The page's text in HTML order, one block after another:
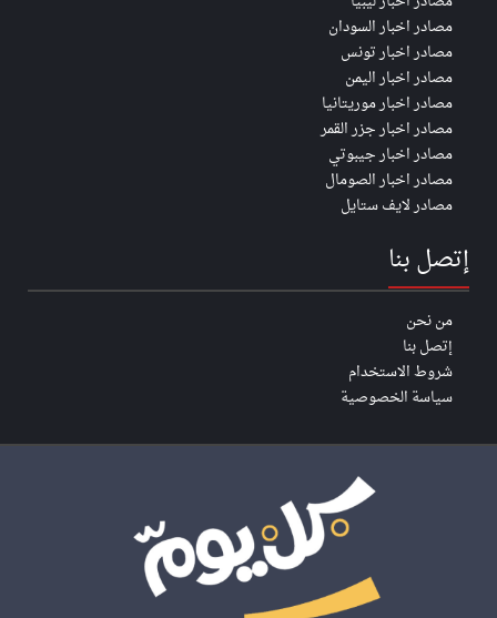
مصادر اخبار السودان
مصادر اخبار تونس
مصادر اخبار اليمن
مصادر اخبار موريتانيا
مصادر اخبار جزر القمر
مصادر اخبار جيبوتي
مصادر اخبار الصومال
مصادر لايف ستايل
إتصل بنا
من نحن
إتصل بنا
شروط الاستخدام
سياسة الخصوصية